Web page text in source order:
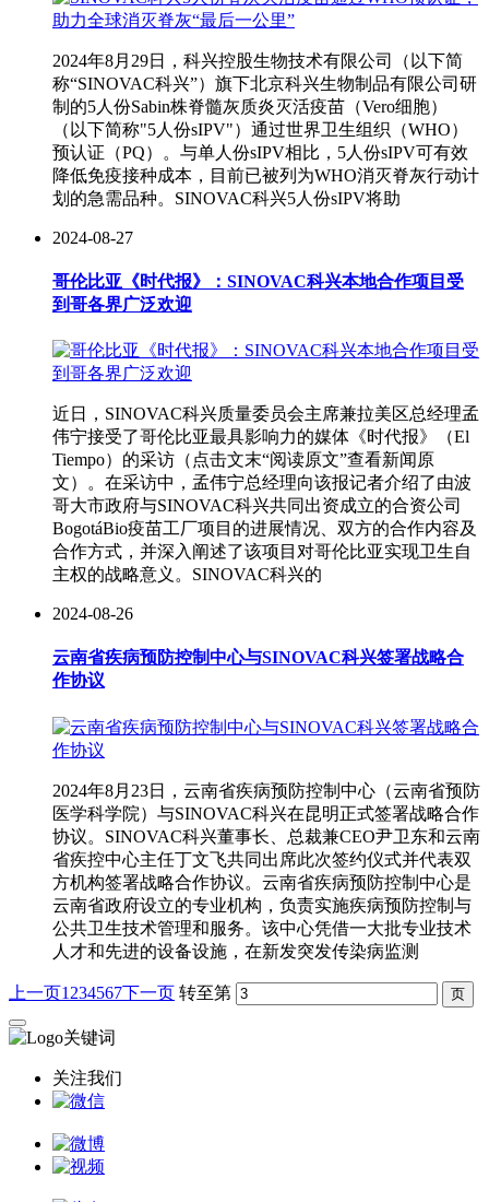
2024年8月29日，科兴控股生物技术有限公司（以下简
称“SINOVAC科兴”）旗下北京科兴生物制品有限公司研
制的5人份Sabin株脊髓灰质炎灭活疫苗（Vero细胞）
（以下简称"5人份sIPV"）通过世界卫生组织（WHO）
预认证（PQ）。与单人份sIPV相比，5人份sIPV可有效
降低免疫接种成本，目前已被列为WHO消灭脊灰行动计
划的急需品种。SINOVAC科兴5人份sIPV将助
2024-08-27
哥伦比亚《时代报》：SINOVAC科兴本地合作项目受
到哥各界广泛欢迎
近日，SINOVAC科兴质量委员会主席兼拉美区总经理孟
伟宁接受了哥伦比亚最具影响力的媒体《时代报》（El
Tiempo）的采访（点击文末“阅读原文”查看新闻原
文）。在采访中，孟伟宁总经理向该报记者介绍了由波
哥大市政府与SINOVAC科兴共同出资成立的合资公司
BogotáBio疫苗工厂项目的进展情况、双方的合作内容及
合作方式，并深入阐述了该项目对哥伦比亚实现卫生自
主权的战略意义。SINOVAC科兴的
2024-08-26
云南省疾病预防控制中心与SINOVAC科兴签署战略合
作协议
2024年8月23日，云南省疾病预防控制中心（云南省预防
医学科学院）与SINOVAC科兴在昆明正式签署战略合作
协议。SINOVAC科兴董事长、总裁兼CEO尹卫东和云南
省疾控中心主任丁文飞共同出席此次签约仪式并代表双
方机构签署战略合作协议。云南省疾病预防控制中心是
云南省政府设立的专业机构，负责实施疾病预防控制与
公共卫生技术管理和服务。该中心凭借一大批专业技术
人才和先进的设备设施，在新发突发传染病监测
上一页1 234567下一页 转至第
关注我们